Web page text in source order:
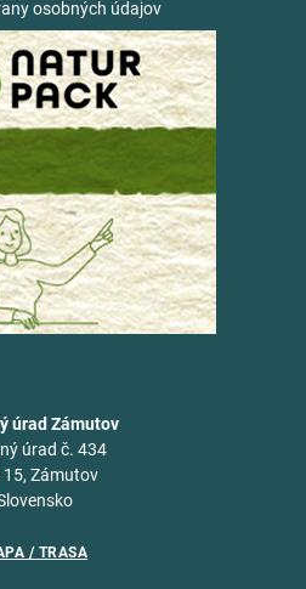
osobných údajov
úrad Zámutov
úrad č. 434
15, Zámutov
/ TRASA